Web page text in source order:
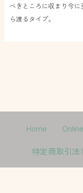
べきところに収まり今
ら渡るタイプ。
Home
特定商取引法